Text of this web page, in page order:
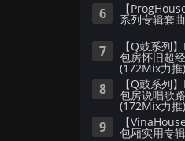
6 【
系列专辑套曲
7 【Q鼓系列
包房怀旧超
(172Mix力推)
8 【Q鼓系列
包房说唱歌
(172Mix力推)
9 【
包厢实用专